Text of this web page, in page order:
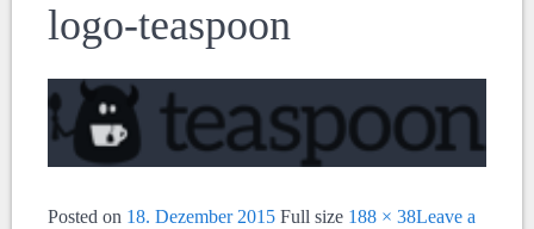
logo-teaspoon
Posted on 18. Dezember 2015 Full size 188 × 38Leave a